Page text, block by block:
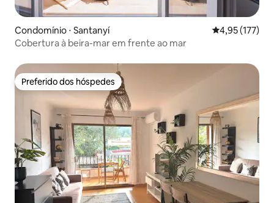
Condomínio ⋅ Santanyí 4,95 de uma
4,95 (177)
Cobertura à beira-mar em frente ao mar
Preferido dos hóspedes
Preferido dos hóspedes